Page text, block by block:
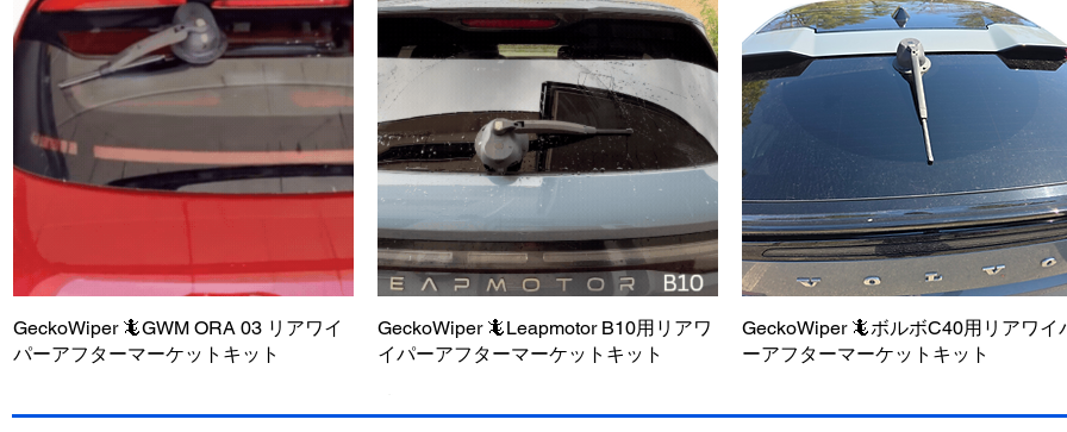
クイックビュー
GeckoWiper 🦎GWM ORA 03 リアワイ
パーアフターマーケットキット
クイックビュー
GeckoWiper 🦎Leapmotor B10用リアワ
イパーアフターマーケットキット
クイックビュー
GeckoWiper 🦎ボルボC40用リアワイ
ーアフターマーケットキット
今すぐ購入 - 送料無料 今すぐ購入 - 送料無料 今すぐ購入 - 送料無料
今すぐ購入 - 送料無料 今すぐ購入 - 送料無料 今すぐ購入 - 送料無料
今すぐ購入 - 送料無料